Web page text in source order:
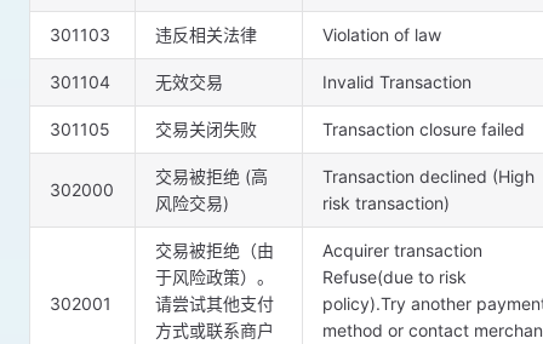
301103 违反相关法律 Violation of law
301104 无效交易 Invalid Transaction
301105 交易关闭失败 Transaction closure failed
302000
交易被拒绝 (高
⻛险交易)
Transaction declined (High
risk transaction)
302001
交易被拒绝（由
于风险政策）。
请尝试其他支付
方式或联系商户
Acquirer transaction
Refuse(due to risk
policy).Try another
method or contact